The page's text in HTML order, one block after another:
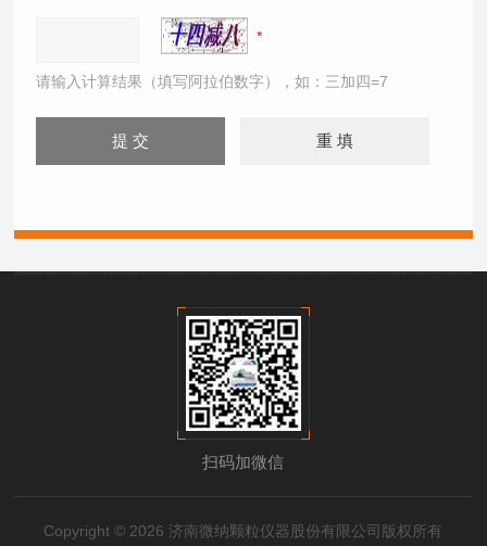
请输入计算结果（填写阿拉伯数字），如：三加四=7
扫码加微信
Copyright © 2026 济南微纳颗粒仪器股份有限公司版权所有